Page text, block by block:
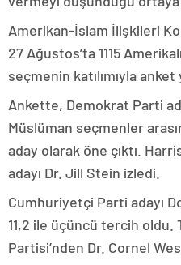
Amerikan-İslam İlişkileri
27 Ağustos’ta 1115
seçmenin katılımıyla anket
Ankette, Demokrat Parti
Müslüman seçmenler
aday olarak öne çıktı.
adayı Dr. Jill Stein izledi.
Cumhuriyetçi Parti adayı
11,2 ile üçüncü tercih oldu.
Partisi’nden Dr. Cornel